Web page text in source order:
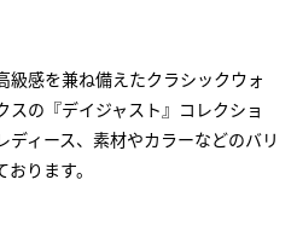
級感を兼ね備えたクラシックウォ
スの『デイジャスト』コレクショ
ィース、素材やカラーなどのバリ
ります。